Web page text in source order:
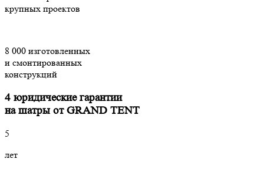
крупных проектов
8 000 изготовленных
и смонтированных
конструкций
4 юридические гарантии
на шатры от GRAND TENT
5
лет